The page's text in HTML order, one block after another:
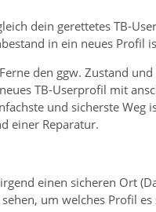
dein gerettetes TB-
in ein neues Profil
den ggw. Zustand
TB-Userprofil mit
und sicherste
einer Reparatur.
einen sicheren Ort
um welches Profil es